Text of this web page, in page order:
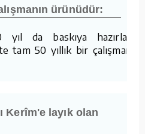
ürünüdür:
da baskıya hazırlama
tam 50 yıllık bir çalışmanın
Kerîm'e layık olan